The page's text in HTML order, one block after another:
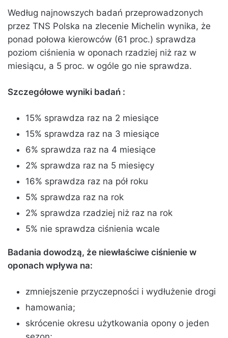
Według najnowszych badań przeprowadzonych
przez TNS Polska na zlecenie Michelin wynika, że
ponad połowa kierowców (61 proc.) sprawdza
poziom ciśnienia w oponach rzadziej niż raz w
miesiącu, a 5 proc. w ogóle go nie sprawdza.
Szczegółowe wyniki badań :
15% sprawdza raz na 2 miesiące
15% sprawdza raz na 3 miesiące
6% sprawdza raz na 4 miesiące
2% sprawdza raz na 5 miesięcy
16% sprawdza raz na pół roku
5% sprawdza raz na rok
2% sprawdza rzadziej niż raz na rok
5% nie sprawdza ciśnienia wcale
Badania dowodzą, że niewłaściwe ciśnienie w
oponach wpływa na:
zmniejszenie przyczepności i wydłużenie drogi
hamowania;
skrócenie okresu użytkowania opony o jeden